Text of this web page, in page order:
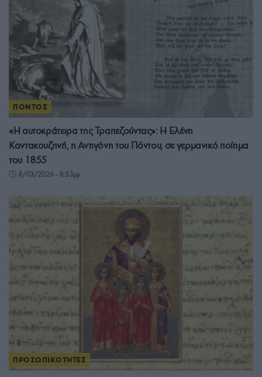
ΠΟΝΤΟΣ
«Η αυτοκράτειρα της Τραπεζούντας»: Η Ελένη
Καντακουζηνή, η Αντιγόνη του Πόντου, σε γερμανικό ποίημα
του 1855
8/03/2026 - 8:53μμ
ΠΡΟΣΩΠΙΚΟΤΗΤΕΣ